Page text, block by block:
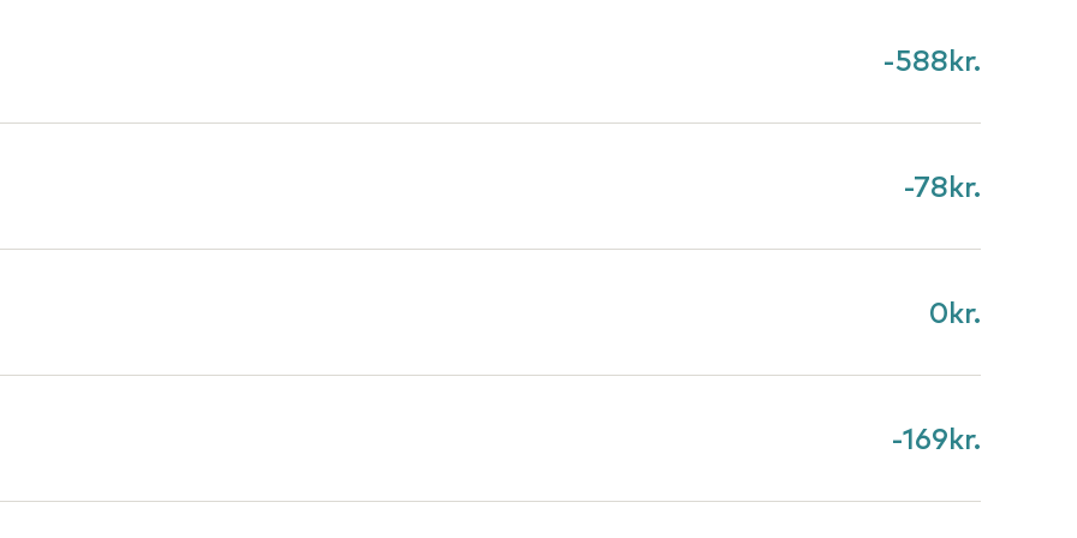
Vi har forudsat, at
-588kr.
-78kr.
0kr.
-169kr.